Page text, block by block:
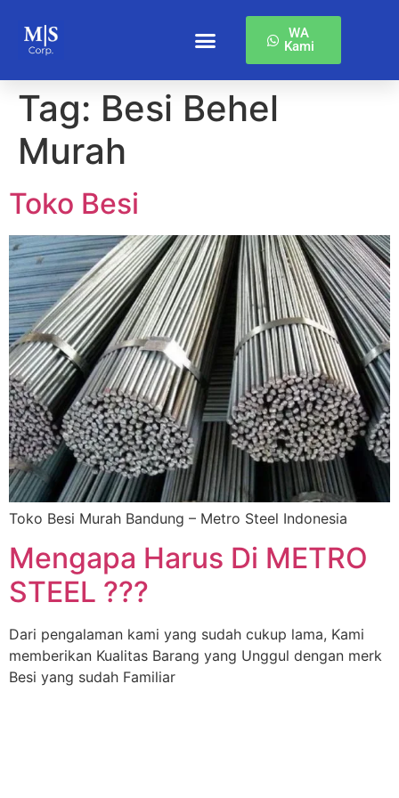
WA
Kami
Tag: Besi Behel
Murah
Toko Besi
Toko Besi Murah Bandung – Metro Steel Indonesia
Mengapa Harus Di METRO
STEEL ???
Dari pengalaman kami yang sudah cukup lama, Kami
memberikan Kualitas Barang yang Unggul dengan merk
Besi yang sudah Familiar